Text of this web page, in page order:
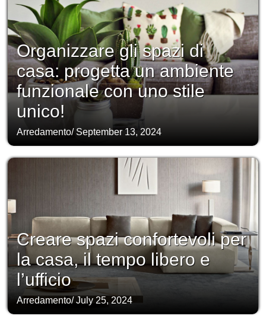
Organizzare gli spazi di
casa: progetta un ambiente
funzionale con uno stile
unico!
Arredamento/ September 13, 2024
Creare spazi confortevoli per
la casa, il tempo libero e
l’ufficio
Arredamento/July 25, 2024